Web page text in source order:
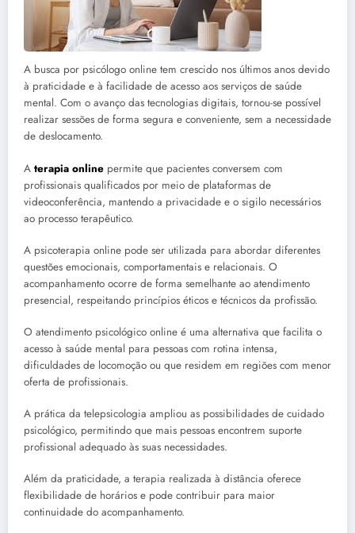
A busca por psicólogo online tem crescido nos últimos anos devido
à praticidade e à facilidade de acesso aos serviços de saúde
mental. Com o avanço das tecnologias digitais, tornou-se possível
realizar sessões de forma segura e conveniente, sem a necessidade
de deslocamento.
A terapia online permite que pacientes conversem com
profissionais qualificados por meio de plataformas de
videoconferência, mantendo a privacidade e o sigilo necessários
ao processo terapêutico.
A psicoterapia online pode ser utilizada para abordar diferentes
questões emocionais, comportamentais e relacionais. O
acompanhamento ocorre de forma semelhante ao atendimento
presencial, respeitando princípios éticos e técnicos da profissão.
O atendimento psicológico online é uma alternativa que facilita o
acesso à saúde mental para pessoas com rotina intensa,
dificuldades de locomoção ou que residem em regiões com menor
oferta de profissionais.
A prática da telepsicologia ampliou as possibilidades de cuidado
psicológico, permitindo que mais pessoas encontrem suporte
profissional adequado às suas necessidades.
Além da praticidade, a terapia realizada à distância oferece
flexibilidade de horários e pode contribuir para maior
continuidade do acompanhamento.